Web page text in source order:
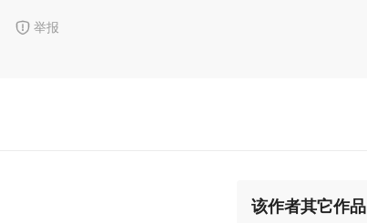
 举报
该作者其它作品